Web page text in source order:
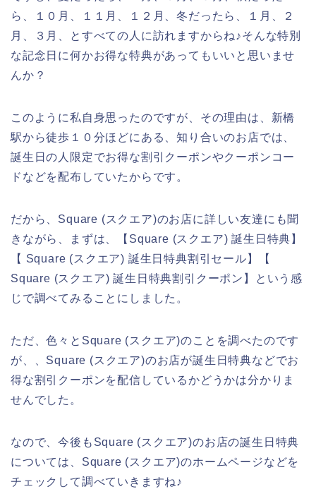
ら、１０月、１１月、１２月、冬だったら、１月、２
月、３月、とすべての人に訪れますからね♪そんな特別
な記念日に何かお得な特典があってもいいと思いませ
んか？
このように私自身思ったのですが、その理由は、新橋
駅から徒歩１０分ほどにある、知り合いのお店では、
誕生日の人限定でお得な割引クーポンやクーポンコー
ドなどを配布していたからです。
だから、Square (スクエア)のお店に詳しい友達にも聞
きながら、まずは、【Square (スクエア) 誕生日特典】
【 Square (スクエア) 誕生日特典割引セール】【
Square (スクエア) 誕生日特典割引クーポン】という感
じで調べてみることにしました。
ただ、色々とSquare (スクエア)のことを調べたのです
が、、Square (スクエア)のお店が誕生日特典などでお
得な割引クーポンを配信しているかどうかは分かりま
せんでした。
なので、今後もSquare (スクエア)のお店の誕生日特典
については、Square (スクエア)のホームページなどを
チェックして調べていきますね♪